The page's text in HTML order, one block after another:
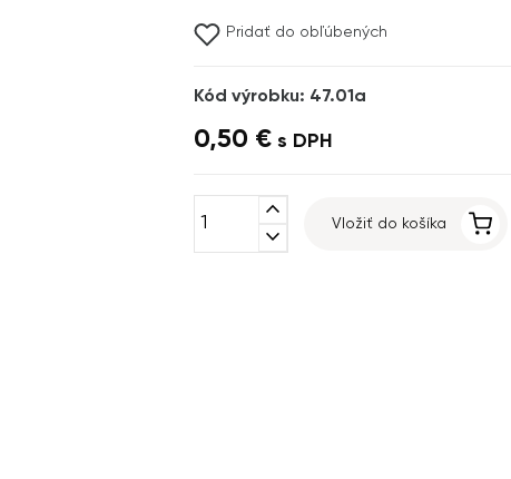
Pridať do obľúbených
Kód výrobku: 47.01a
0,50 € s DPH
expand_less
expand_more
Vložiť do košíka